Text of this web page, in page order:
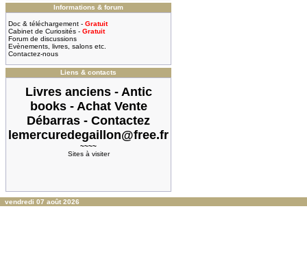
Informations & forum
Doc & téléchargement - Gratuit
Cabinet de Curiosités - Gratuit
Forum de discussions
Evènements, livres, salons etc.
Contactez-nous
Liens & contacts
Livres anciens - Antic
books - Achat Vente
Débarras - Contactez
lemercuredegaillon@free.fr
~~~~
Sites à visiter
vendredi 07 août 2026